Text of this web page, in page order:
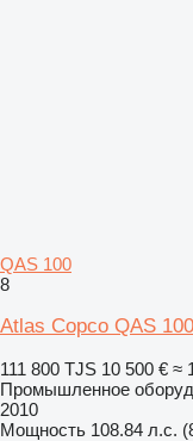
QAS 100
8
Atlas Copco QAS 100
111 800 TJS 10 500 € ≈
Промышленное
2010
Мощность 108.84 л.с.